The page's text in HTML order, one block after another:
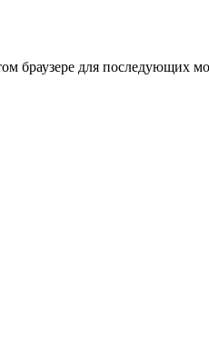
браузере для последующих